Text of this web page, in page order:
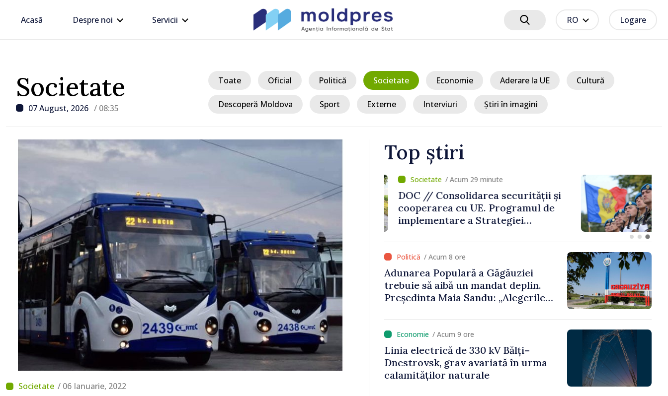
Acasă Despre noi Servicii RO Logare
Societate
07 August, 2026 / 08:35
Toate Oficial Politică Societate Economie Aderare la UE Cultură
Descoperă Moldova Sport Externe Interviuri Știri în imagini
/ 06 Ianuarie, 2022
Top știri
Vântul puternic și ploile au
provocat pagube în nordul și
centrul țării. Salvatorii au
intervenit în zece cazuri
/ Acum 29 minute
DOC // Consolidarea securității și
cooperarea cu UE. Programul de
implementare a Strategiei
Naționale de Apărare pentru
Monitorul Oficial
/ Acum 8 ore
Adunarea Populară a Găgăuziei
trebuie să aibă un mandat deplin.
Președinta Maia Sandu: „Alegerile
/ Acum 9 ore
Linia electrică de 330 kV Bălți–
Dnestrovsk, grav avariată în urma
calamităților naturale